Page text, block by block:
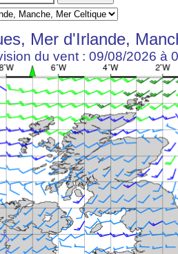
Mer d'Irlande,
du vent : 09/08/2026 à